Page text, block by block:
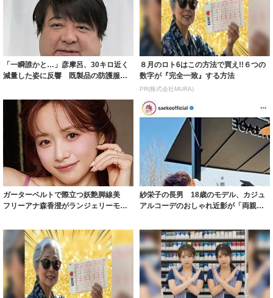
「一瞬誰かと…」彦摩呂、30キロ近く
減量した姿に反響 既製品の防護服が
８月のロト6はこの方法で買え!!６つの
数字が『完全一致』する方法
PR(株式会社MURA)
ガーターベルトで際立つ妖艶脚線美
フリーアナ森香澄がランジェリーモデ
紗栄子の長男 18歳のモデル、カジュ
アルコーデのおしゃれ近影が「両親の